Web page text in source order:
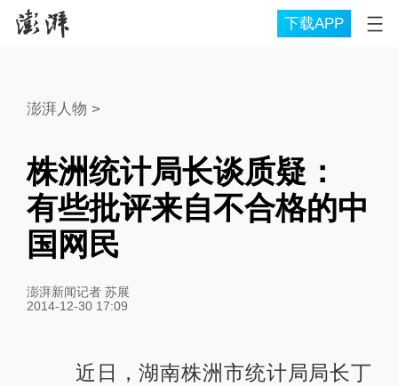
下载APP
澎湃人物 >
株洲统计局长谈质疑：
有些批评来自不合格的中
国网民
澎湃新闻记者 苏展
2014-12-30 17:09
近日，湖南株洲市统计局局长丁